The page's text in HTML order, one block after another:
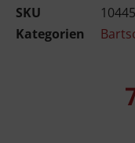
SKU
Kategorien